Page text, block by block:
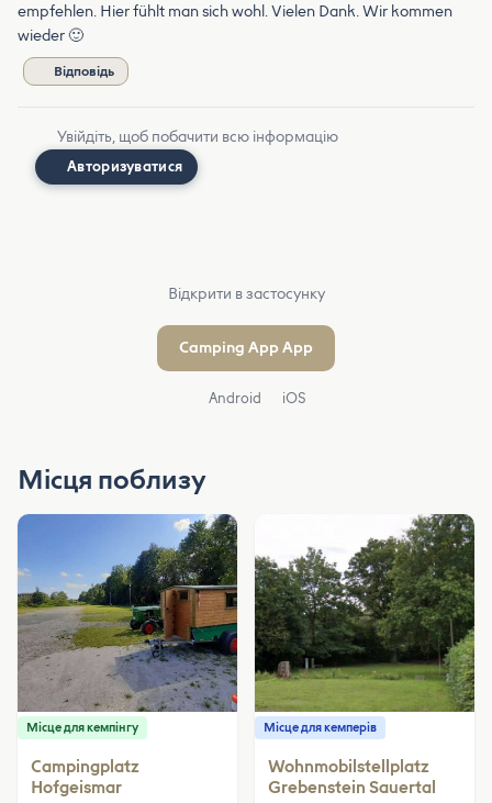
empfehlen. Hier fühlt man sich wohl. Vielen Dank. Wir kommen
wieder 🙂
Відповідь
Увійдіть, щоб побачити всю інформацію
Авторизуватися
Відкрити в застосунку
Camping App App
Android iOS
Місця поблизу
Місце для кемпінгу
Campingplatz
Hofgeismar
Місце для кемперів
Wohnmobilstellplatz
Grebenstein Sauertal